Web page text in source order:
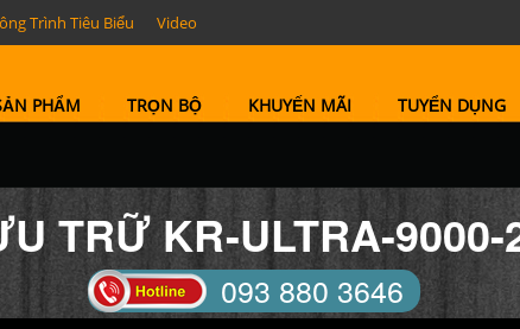
Trình Tiêu Biểu Video
PHẨM TRỌN BỘ KHUYẾN MÃI TUYỂN DỤNG
TRỮ KR-ULTRA-9000-
093 880 3646